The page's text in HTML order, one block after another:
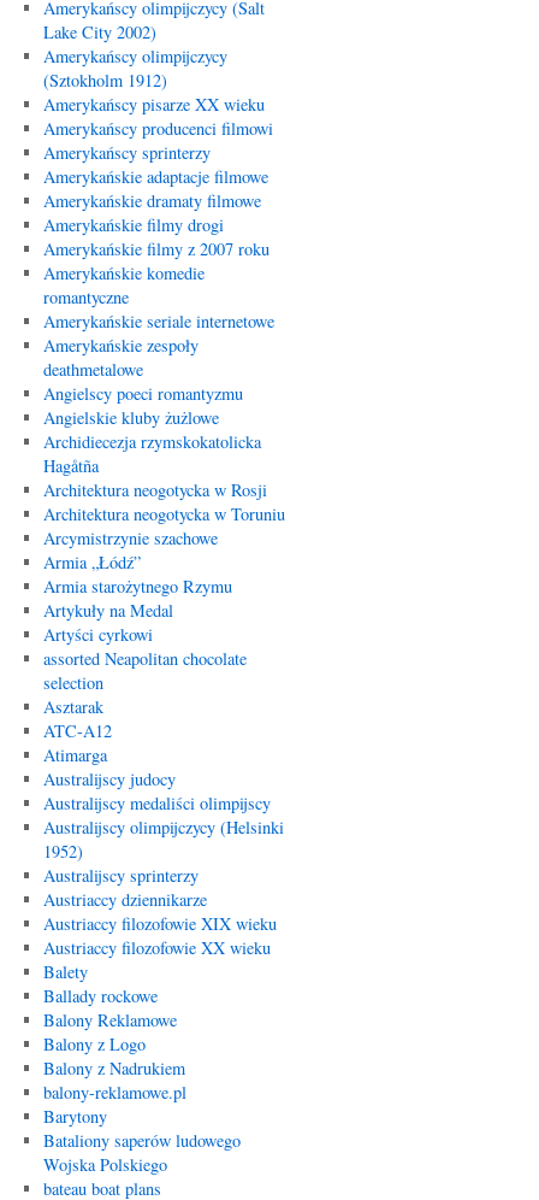
Amerykańscy olimpijczycy (Salt
Lake City 2002)
Amerykańscy olimpijczycy
(Sztokholm 1912)
Amerykańscy pisarze XX wieku
Amerykańscy producenci filmowi
Amerykańscy sprinterzy
Amerykańskie adaptacje filmowe
Amerykańskie dramaty filmowe
Amerykańskie filmy drogi
Amerykańskie filmy z 2007 roku
Amerykańskie komedie
romantyczne
Amerykańskie seriale internetowe
Amerykańskie zespoły
deathmetalowe
Angielscy poeci romantyzmu
Angielskie kluby żużlowe
Archidiecezja rzymskokatolicka
Hagåtña
Architektura neogotycka w Rosji
Architektura neogotycka w Toruniu
Arcymistrzynie szachowe
Armia „Łódź”
Armia starożytnego Rzymu
Artykuły na Medal
Artyści cyrkowi
assorted Neapolitan chocolate
selection
Asztarak
ATC-A12
Atimarga
Australijscy judocy
Australijscy medaliści olimpijscy
Australijscy olimpijczycy (Helsinki
1952)
Australijscy sprinterzy
Austriaccy dziennikarze
Austriaccy filozofowie XIX wieku
Austriaccy filozofowie XX wieku
Balety
Ballady rockowe
Balony Reklamowe
Balony z Logo
Balony z Nadrukiem
balony-reklamowe.pl
Barytony
Bataliony saperów ludowego
Wojska Polskiego
bateau boat plans